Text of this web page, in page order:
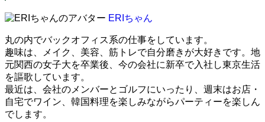
ERIちゃん
丸の内でバックオフィス系の仕事をしています。
趣味は、メイク、美容、筋トレで自分磨きが大好きです。地
元関西の女子大を卒業後、今の会社に新卒で入社し東京生活
を謳歌しています。
最近は、会社のメンバーとゴルフにいったり、週末はお店・
自宅でワイン、韓国料理を楽しみながらパーティーを楽しん
でします。